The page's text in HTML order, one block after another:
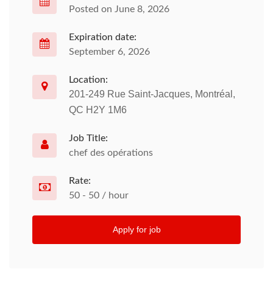
Posted on June 8, 2026
Expiration date:
September 6, 2026
Location:
201-249 Rue Saint-Jacques, Montréal,
QC H2Y 1M6
Job Title:
chef des opérations
Rate:
50 - 50 / hour
Apply for job